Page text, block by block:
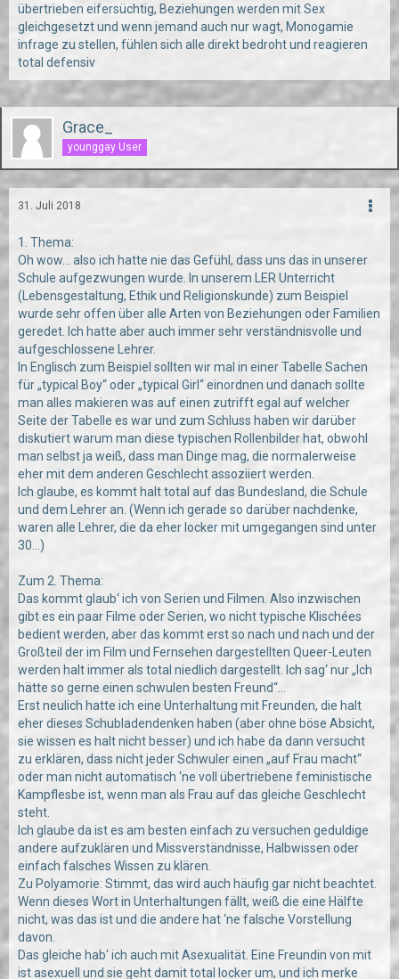
übertrieben eifersüchtig, Beziehungen werden mit Sex
gleichgesetzt und wenn jemand auch nur wagt, Monogamie
infrage zu stellen, fühlen sich alle direkt bedroht und reagieren
total defensiv
Grace_
younggay User
31. Juli 2018
1. Thema:
Oh wow... also ich hatte nie das Gefühl, dass uns das in unserer
Schule aufgezwungen wurde. In unserem LER Unterricht
(Lebensgestaltung, Ethik und Religionskunde) zum Beispiel
wurde sehr offen über alle Arten von Beziehungen oder Familien
geredet. Ich hatte aber auch immer sehr verständnisvolle und
aufgeschlossene Lehrer.
In Englisch zum Beispiel sollten wir mal in einer Tabelle Sachen
für „typical Boy“ oder „typical Girl“ einordnen und danach sollte
man alles makieren was auf einen zutrifft egal auf welcher
Seite der Tabelle es war und zum Schluss haben wir darüber
diskutiert warum man diese typischen Rollenbilder hat, obwohl
man selbst ja weiß, dass man Dinge mag, die normalerweise
eher mit dem anderen Geschlecht assoziiert werden.
Ich glaube, es kommt halt total auf das Bundesland, die Schule
und dem Lehrer an. (Wenn ich gerade so darüber nachdenke,
waren alle Lehrer, die da eher locker mit umgegangen sind unter
30...)
Zum 2. Thema:
Das kommt glaub‘ ich von Serien und Filmen. Also inzwischen
gibt es ein paar Filme oder Serien, wo nicht typische Klischées
bedient werden, aber das kommt erst so nach und nach und der
Großteil der im Film und Fernsehen dargestellten Queer-Leuten
werden halt immer als total niedlich dargestellt. Ich sag‘ nur „Ich
hätte so gerne einen schwulen besten Freund“...
Erst neulich hatte ich eine Unterhaltung mit Freunden, die halt
eher dieses Schubladendenken haben (aber ohne böse Absicht,
sie wissen es halt nicht besser) und ich habe da dann versucht
zu erklären, dass nicht jeder Schwuler einen „auf Frau macht“
oder man nicht automatisch ‘ne voll übertriebene feministische
Kampflesbe ist, wenn man als Frau auf das gleiche Geschlecht
steht.
Ich glaube da ist es am besten einfach zu versuchen geduldige
andere aufzuklären und Missverständnisse, Halbwissen oder
einfach falsches Wissen zu klären.
Zu Polyamorie: Stimmt, das wird auch häufig gar nicht beachtet.
Wenn dieses Wort in Unterhaltungen fällt, weiß die eine Hälfte
nicht, was das ist und die andere hat ‘ne falsche Vorstellung
davon.
Das gleiche hab‘ ich auch mit Asexualität. Eine Freundin von mit
ist asexuell und sie geht damit total locker um, und ich merke